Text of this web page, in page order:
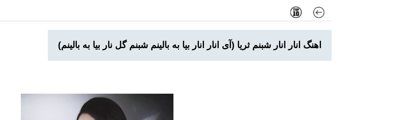
اهنگ انار انار شبنم ثریا (آی انار انار بیا به بالینم شبنم گل نار بیا به بالینم)